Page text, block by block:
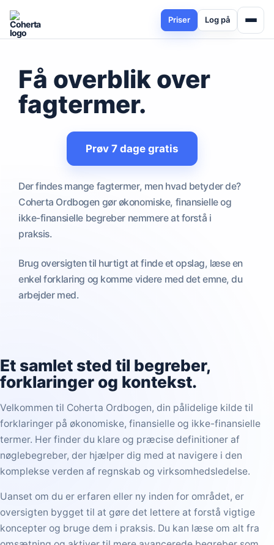
Priser Log på
Få overblik over
fagtermer.
Prøv 7 dage gratis
Der findes mange fagtermer, men hvad betyder de?
Coherta Ordbogen gør økonomiske, finansielle og
ikke-finansielle begreber nemmere at forstå i
praksis.
Brug oversigten til hurtigt at finde et opslag, læse en
enkel forklaring og komme videre med det emne, du
arbejder med.
Et samlet sted til begreber,
forklaringer og kontekst.
Velkommen til Coherta Ordbogen, din pålidelige kilde til
forklaringer på økonomiske, finansielle og ikke-finansielle
termer. Her finder du klare og præcise definitioner af
nøglebegreber, der hjælper dig med at navigere i den
komplekse verden af regnskab og virksomhedsledelse.
Uanset om du er erfaren eller ny inden for området, er
oversigten bygget til at gøre det lettere at forstå vigtige
koncepter og bruge dem i praksis. Du kan læse om alt fra